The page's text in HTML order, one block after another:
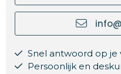
Snel antwoord op je
Persoonlijk en